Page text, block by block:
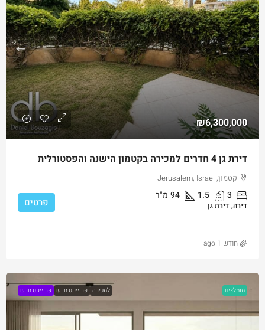
₪6,300,000
דירת גן 4 חדרים למכירה בקטמון הישנה והפסטורלית
קטמון, Jerusalem, Israel
3
1.5
94 מ"ר
דירה, דירת גן פרטים
חודש 1 ago
מומלצים למכירה פרוייקט חדש פרוייקט חדש